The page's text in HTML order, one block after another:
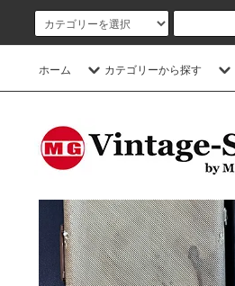
ホーム カテゴリーから探す